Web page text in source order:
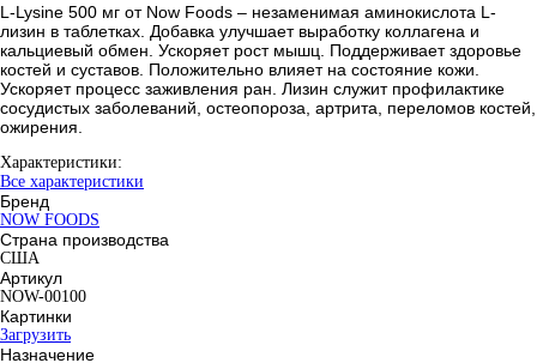
L-Lysine 500 мг от Now Foods – незаменимая аминокислота L-
лизин в таблетках. Добавка улучшает выработку коллагена и
кальциевый обмен. Ускоряет рост мышц. Поддерживает здоровье
костей и суставов. Положительно влияет на состояние кожи.
Ускоряет процесс заживления ран. Лизин служит профилактике
сосудистых заболеваний, остеопороза, артрита, переломов костей,
ожирения.
Характеристики:
Все характеристики
Бренд
NOW FOODS
Страна производства
США
Артикул
NOW-00100
Картинки
Загрузить
Назначение